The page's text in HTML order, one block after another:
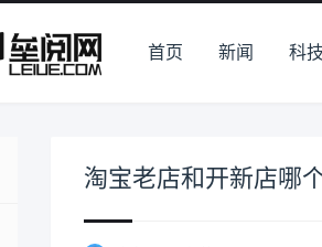
首页 新闻 科
淘宝老店和开新店哪